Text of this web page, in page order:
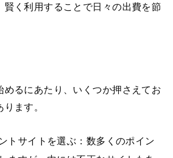
賢く利用することで日々の出費を節
めるにあたり、いくつか押さえてお
ます。
トサイトを選ぶ：数多くのポイン